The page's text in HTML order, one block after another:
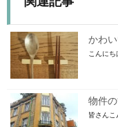
かわ
こんにち
物件
皆さんこ